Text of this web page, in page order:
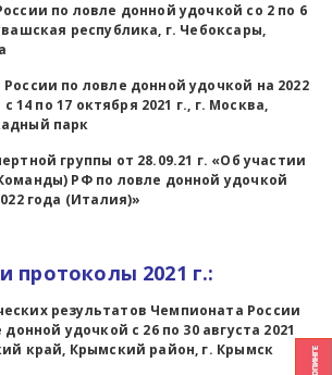
по ловле донной удочкой со 2 по 6
республика, г. Чебоксары,
по ловле донной удочкой на 2022
14 по 17 октября 2021 г., г. Москва,
парк
группы от 28.09.21 г. «Об участии
РФ по ловле донной удочкой
года (Италия)»
протоколы 2021 г.:
результатов Чемпионата России
донной удочкой с 26 по 30 августа 2021
край, Крымский район, г. Крымск